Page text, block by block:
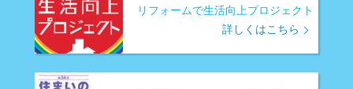
リフォームで生活向上プロジェクト
詳しくはこちら